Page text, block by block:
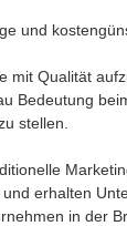
und
mit Qualität
Bedeutung
stellen.
erhalten
in der